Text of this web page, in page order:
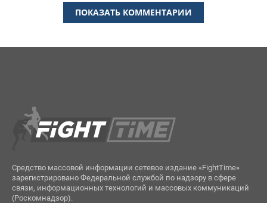
ПОКАЗАТЬ КОММЕНТАРИИ
Средство массовой информации сетевое издание «FightTime»
зарегистрировано Федеральной службой по надзору в сфере
связи, информационных технологий и массовых коммуникаций
(Роскомнадзор).